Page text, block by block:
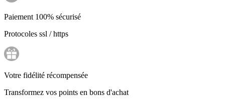
Paiement 100% sécurisé
Protocoles ssl / https
Votre fidélité récompensée
Transformez vos points en bons d'achat